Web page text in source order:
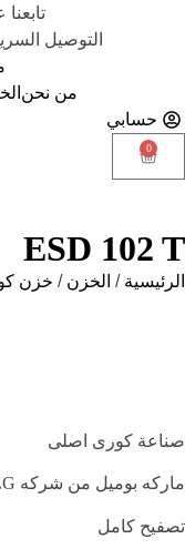
التوصيل السريع
من نحن
حسابي
0
ESD 102 T
الرئيسية / الخزن / خزن
صناعة كورى اصلى
ماركه بوميل من شركه LG
تصفيح كامل